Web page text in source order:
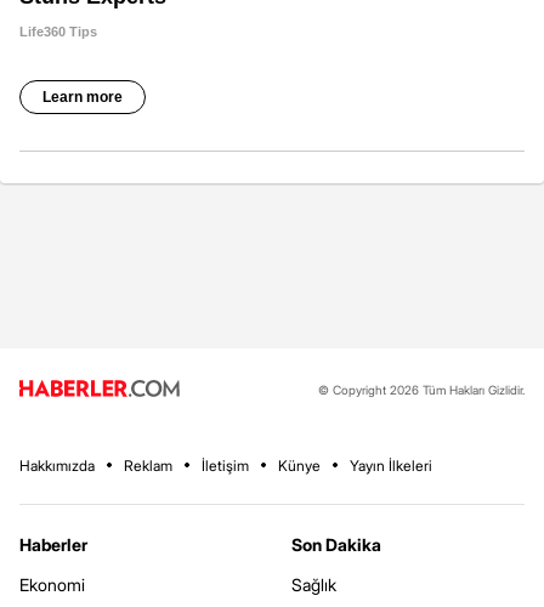
© Copyright 2026 Tüm Hakları Gizlidir.
Hakkımızda Reklam İletişim Künye Yayın İlkeleri
Haberler
Ekonomi
Son Dakika
Sağlık